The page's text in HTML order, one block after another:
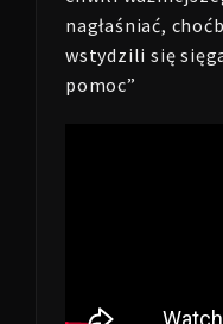
nagłaśniać,
wstydzili się
pomoc”